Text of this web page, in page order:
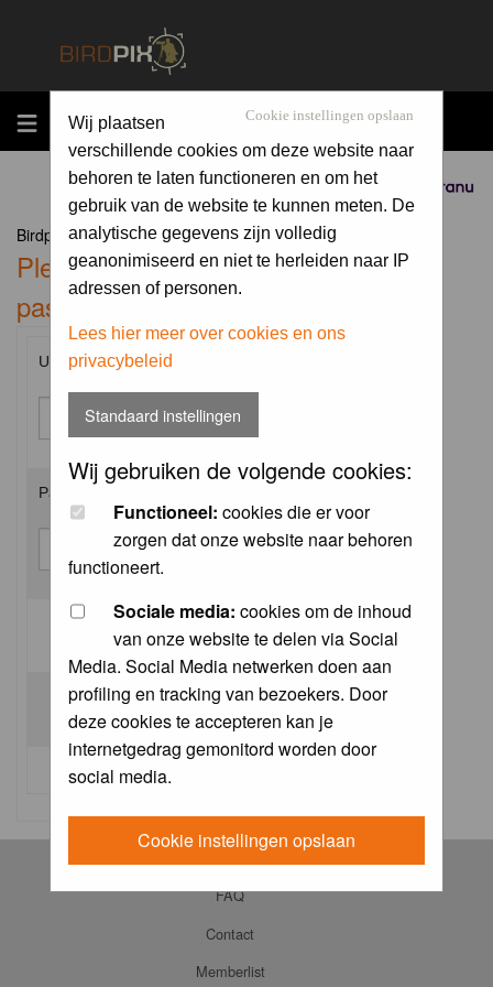
MENU
Sponsored by
Cookie instellingen opslaan
Wij plaatsen
verschillende cookies om deze website naar
behoren te laten functioneren en om het
gebruik van de website te kunnen meten. De
analytische gegevens zijn volledig
geanonimiseerd en niet te herleiden naar IP
adressen of personen.
Lees hier meer over cookies en ons
privacybeleid
Standaard instellingen
Wij gebruiken de volgende cookies:
Functioneel: cookies die er voor
zorgen dat onze website naar behoren
functioneert.
Sociale media: cookies om de inhoud
van onze website te delen via Social
Media. Social Media netwerken doen aan
profiling en tracking van bezoekers. Door
deze cookies te accepteren kan je
internetgedrag gemonitord worden door
social media.
Cookie instellingen opslaan
Birdpix.nl Forum Index
Please enter your username and
password to log in.
Username:
Password:
Log me on automatically each visit:
I forgot my password
FAQ
Contact
Memberlist